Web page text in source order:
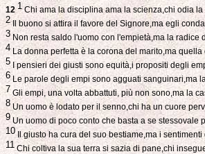
12 1Chi ama la disciplina ama la scienza,chi odia la
2Il buono si attira il favore del Signore,ma egli
3 Non resta saldo l'uomo con l'empietà,ma la radice
4 La donna perfetta è la corona del marito,ma
5I pensieri dei giusti sono equità,i propositi degli
6Le parole degli empi sono agguati sanguinari,ma
7Gli empi, una volta abbattuti, più non sono,ma la
8Un uomo è lodato per il senno,chi ha un cuore
9Un uomo di poco conto che basta a se stessovale
10Il giusto ha cura del suo bestiame,ma i
11Chi coltiva la sua terra si sazia di pane,chi